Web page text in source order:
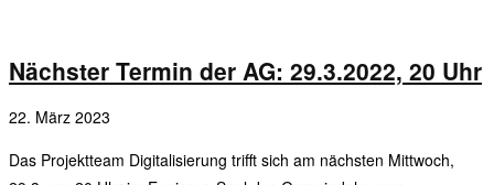
Nächster Termin der AG: 29.3.2022, 20 Uhr
22. März 2023
Das Projektteam Digitalisierung trifft sich am nächsten Mittwoch,